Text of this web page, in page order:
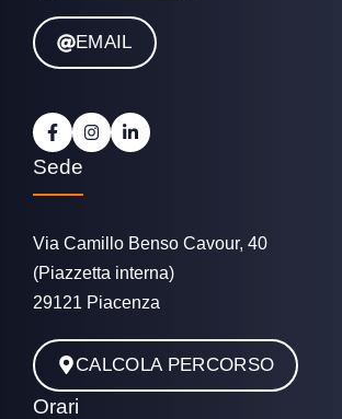
EMAIL
Sede
Via Camillo Benso Cavour, 40
(Piazzetta interna)
29121 Piacenza
CALCOLA PERCORSO
Orari